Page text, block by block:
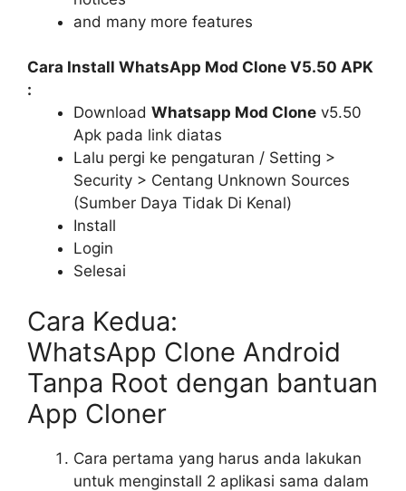
and many more features
Cara Install WhatsApp Mod Clone V5.50 APK
:
Download Whatsapp Mod Clone v5.50
Apk pada link diatas
Lalu pergi ke pengaturan / Setting >
Security > Centang Unknown Sources
(Sumber Daya Tidak Di Kenal)
Install
Login
Selesai
Cara Kedua:
WhatsApp Clone Android
Tanpa Root dengan bantuan
App Cloner
Cara pertama yang harus anda lakukan
untuk menginstall 2 aplikasi sama dalam